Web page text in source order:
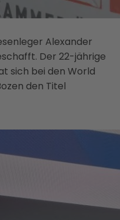
Alexander
Der 22-jährige
sich bei den World
den Titel